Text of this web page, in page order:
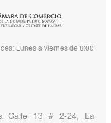
Lunes a viernes de 8:00
Calle 13 # 2-24, La